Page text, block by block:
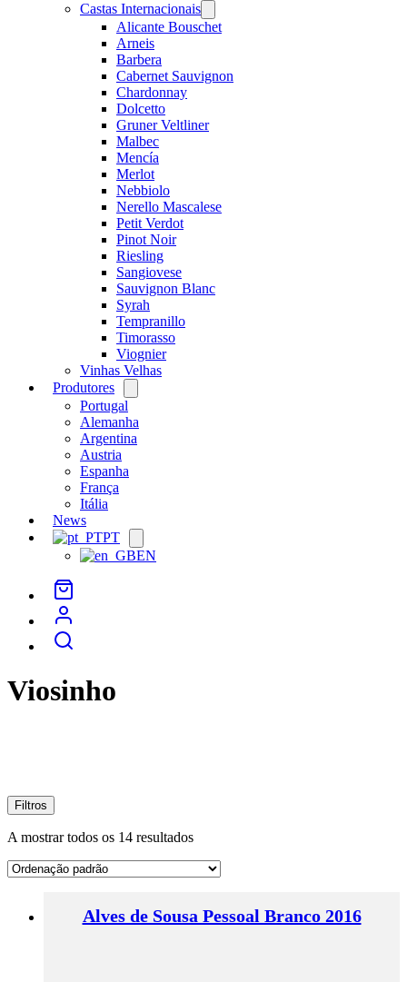
Castas Internacionais
menu
Alicante Bouschet
Arneis
Barbera
Cabernet Sauvignon
Chardonnay
Dolcetto
Gruner Veltliner
Malbec
Mencía
Merlot
Nebbiolo
Nerello Mascalese
Petit Verdot
Pinot Noir
Riesling
Sangiovese
Sauvignon Blanc
Syrah
Tempranillo
Timorasso
Viognier
Vinhas Velhas
Produtores
menu
Portugal
Alemanha
Argentina
Austria
Espanha
França
Itália
News
PT
menu
EN
Viosinho
Filtros
A mostrar todos os 14 resultados
Alves de Sousa Pessoal Branco 2016